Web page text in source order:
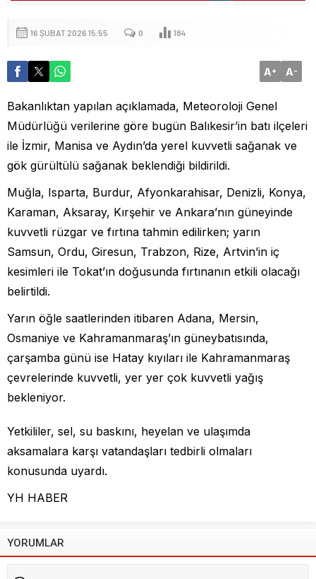
16 ŞUBAT 2026 15:55 0 184
A+ A-
Bakanlıktan yapılan açıklamada, Meteoroloji Genel
Müdürlüğü verilerine göre bugün Balıkesir’in batı ilçeleri
ile İzmir, Manisa ve Aydın’da yerel kuvvetli sağanak ve
gök gürültülü sağanak beklendiği bildirildi.
Muğla, Isparta, Burdur, Afyonkarahisar, Denizli, Konya,
Karaman, Aksaray, Kırşehir ve Ankara’nın güneyinde
kuvvetli rüzgar ve fırtına tahmin edilirken; yarın
Samsun, Ordu, Giresun, Trabzon, Rize, Artvin’in iç
kesimleri ile Tokat’ın doğusunda fırtınanın etkili olacağı
belirtildi.
Yarın öğle saatlerinden itibaren Adana, Mersin,
Osmaniye ve Kahramanmaraş’ın güneybatısında,
çarşamba günü ise Hatay kıyıları ile Kahramanmaraş
çevrelerinde kuvvetli, yer yer çok kuvvetli yağış
bekleniyor.
Yetkililer, sel, su baskını, heyelan ve ulaşımda
aksamalara karşı vatandaşları tedbirli olmaları
konusunda uyardı.
YH HABER
YORUMLAR